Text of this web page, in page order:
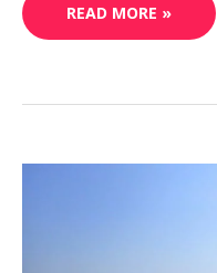
READ MORE »
COMMENT